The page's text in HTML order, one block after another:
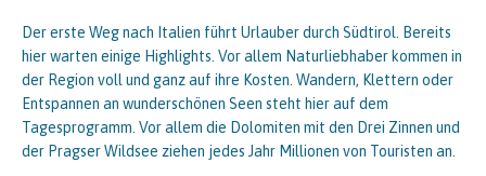
Der erste Weg nach Italien führt Urlauber durch Südtirol. Bereits
hier warten einige Highlights. Vor allem Naturliebhaber kommen in
der Region voll und ganz auf ihre Kosten. Wandern, Klettern oder
Entspannen an wunderschönen Seen steht hier auf dem
Tagesprogramm. Vor allem die Dolomiten mit den Drei Zinnen und
der Pragser Wildsee ziehen jedes Jahr Millionen von Touristen an.